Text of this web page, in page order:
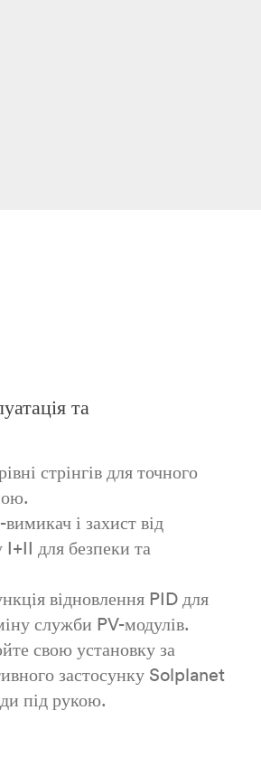
та
стрінгів для точного
і захист від
для безпеки та
відновлення PID для
служби PV-модулів.
свою установку за
застосунку Solplanet
під рукою.